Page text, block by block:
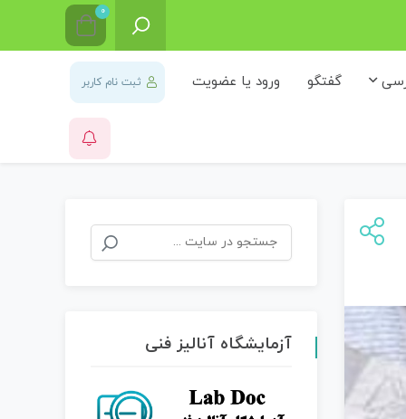
0
گفتگو ورود یا عضویت ثبت نام کاربر
جستجو
برای:
آزمایشگاه آنالیز فنی